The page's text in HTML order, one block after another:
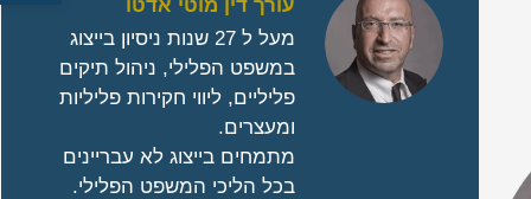
עורך דין מוטי אדטו
מעל ל 27 שנות ניסיון בייצוג
במשפט הפלילי, ניהול תיקים
פליליים, ליווי חקירות פליליות
ומעצרים.
מתמחים בייצוג לא עבריינים
בכל הליכי המשפט הפלילי.